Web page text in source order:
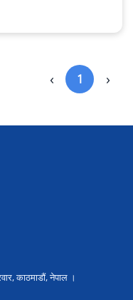
‹ 1 ›
काठमाडौं, नेपाल ।